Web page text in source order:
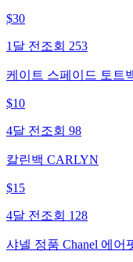
$30
1달 전 조회 253
케이트 스페이드 토트
$10
4달 전 조회 98
칼린백 CARLYN
$15
4달 전 조회 128
샤넬 정품 Chanel 에어